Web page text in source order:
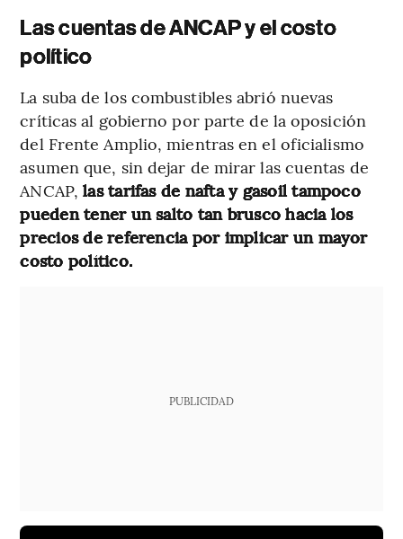
Las cuentas de ANCAP y el costo
político
La suba de los combustibles abrió nuevas
críticas al gobierno por parte de la oposición
del Frente Amplio, mientras en el oficialismo
asumen que, sin dejar de mirar las cuentas de
ANCAP,las tarifas de nafta y gasoil tampoco
pueden tener un salto tan brusco hacia los
precios de referencia por implicar un mayor
costo político.
PUBLICIDAD